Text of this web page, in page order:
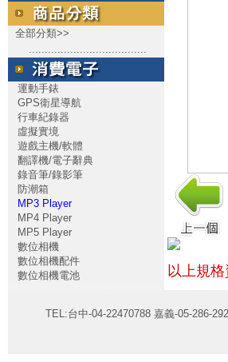
全部分類>>
.....................................
運動手錶
GPS衛星導航
行車紀錄器
虛擬實境
遊戲主機/軟體
翻譯機/電子辭典
錄音筆/錄影筆
防潮箱
MP3 Player
MP4 Player
MP5 Player
數位相機
數位相機配件
數位相機電池
以上規
TEL:台中-04-22470788 嘉義-05-286-